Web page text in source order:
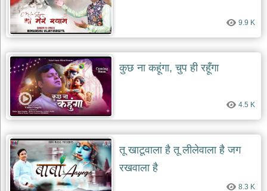
9.9 K
कुछ ना कहूंगा, चुप ही रहूँगा
4.5 K
तू खाटूवाला है तू लीलेवाला है जग
रखवाला है
8.3 K